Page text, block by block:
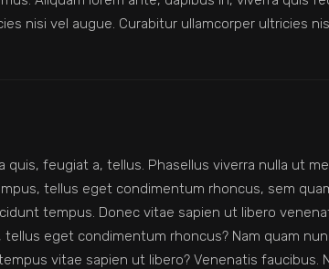
nisi vel augue. Curabitur ullamcorper ultricies
quis, feugiat a, tellus. Phasellus viverra nulla ut
tellus eget condimentum rhoncus, sem
tempus. Donec vitae sapien ut libero
eget condimentum rhoncus? Nam quam
vitae sapien ut libero? Venenatis faucibus.